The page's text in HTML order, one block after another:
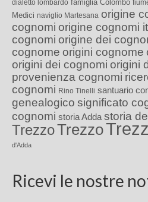
dialetto lombardo famiglia Colombo
Medici naviglio Martesana origine
cognomi origine cognomi
cognomi origine dei
cognome origini cognome
origini dei cognomi origini
provenienza cognomi
cognomi Rino Tinelli santuario
genealogico significato
cognomi storia Adda storia
TrezzoTrezzo
d'Adda
Ricevi le nostre